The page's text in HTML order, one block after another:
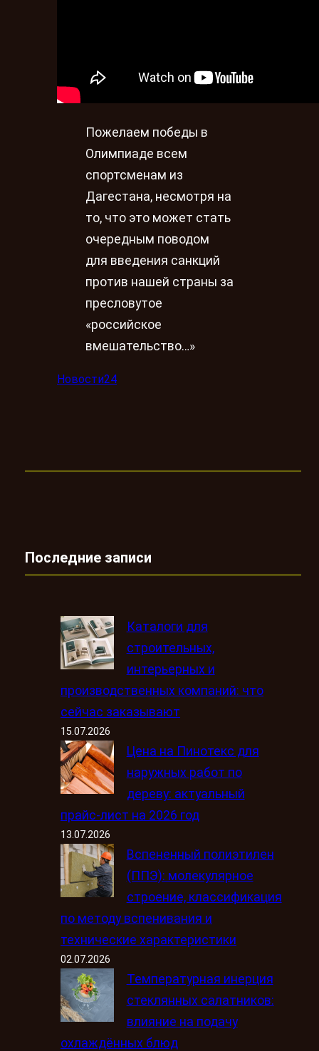
Пожелаем победы в
Олимпиаде всем
спортсменам из
Дагестана, несмотря на
то, что это может стать
очередным поводом
для введения санкций
против нашей страны за
пресловутое
«российское
вмешательство…»
Новости24
Последние записи
Каталоги для
строительных,
интерьерных и
производственных компаний: что
сейчас заказывают
15.07.2026
Цена на Пинотекс для
наружных работ по
дереву: актуальный
прайс-лист на 2026 год
13.07.2026
Вспененный полиэтилен
(ППЭ): молекулярное
строение, классификация
по методу вспенивания и
технические характеристики
02.07.2026
Температурная инерция
стеклянных салатников:
влияние на подачу
охлаждённых блюд